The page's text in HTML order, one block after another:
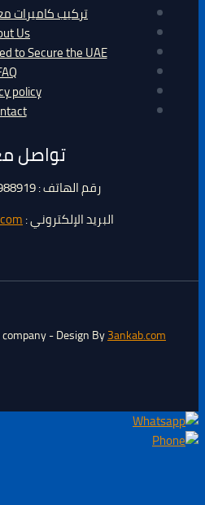
تركيب كاميرات
About Us
to Secure the UAE
FAQ
policy
Contact
تواصل
رقم الهاتف : 00971565988919
البريد الإلكتروني :
company - Design By3ankab.com